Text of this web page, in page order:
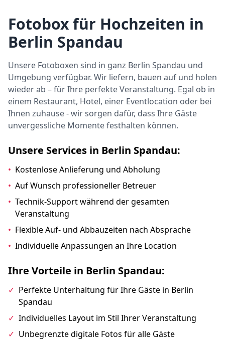
Fotobox für Hochzeiten in
Berlin Spandau
Unsere Fotoboxen sind in ganz Berlin Spandau und
Umgebung verfügbar. Wir liefern, bauen auf und holen
wieder ab – für Ihre perfekte Veranstaltung. Egal ob in
einem Restaurant, Hotel, einer Eventlocation oder bei
Ihnen zuhause - wir sorgen dafür, dass Ihre Gäste
unvergessliche Momente festhalten können.
Unsere Services in Berlin Spandau:
• Kostenlose Anlieferung und Abholung
• Auf Wunsch professioneller Betreuer
• Technik-Support während der gesamten
Veranstaltung
• Flexible Auf- und Abbauzeiten nach Absprache
• Individuelle Anpassungen an Ihre Location
Ihre Vorteile in Berlin Spandau:
✓ Perfekte Unterhaltung für Ihre Gäste in Berlin
Spandau
✓ Individuelles Layout im Stil Ihrer Veranstaltung
✓ Unbegrenzte digitale Fotos für alle Gäste